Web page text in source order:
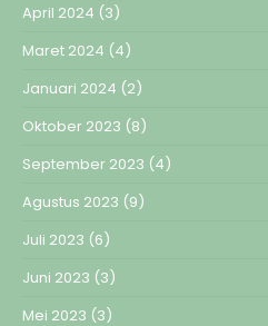
April 2024 (3)
Maret 2024 (4)
Januari 2024 (2)
Oktober 2023 (8)
September 2023 (4)
Agustus 2023 (9)
Juli 2023 (6)
Juni 2023 (3)
Mei 2023 (3)